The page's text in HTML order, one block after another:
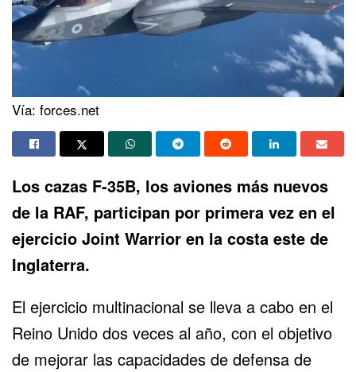
Vía: forces.net
Los cazas F-35B, los aviones más nuevos
de la RAF, participan por primera vez en el
ejercicio Joint Warrior en la costa este de
Inglaterra.
El ejercicio multinacional se lleva a cabo en el
Reino Unido dos veces al año, con el objetivo
de mejorar las capacidades de defensa de